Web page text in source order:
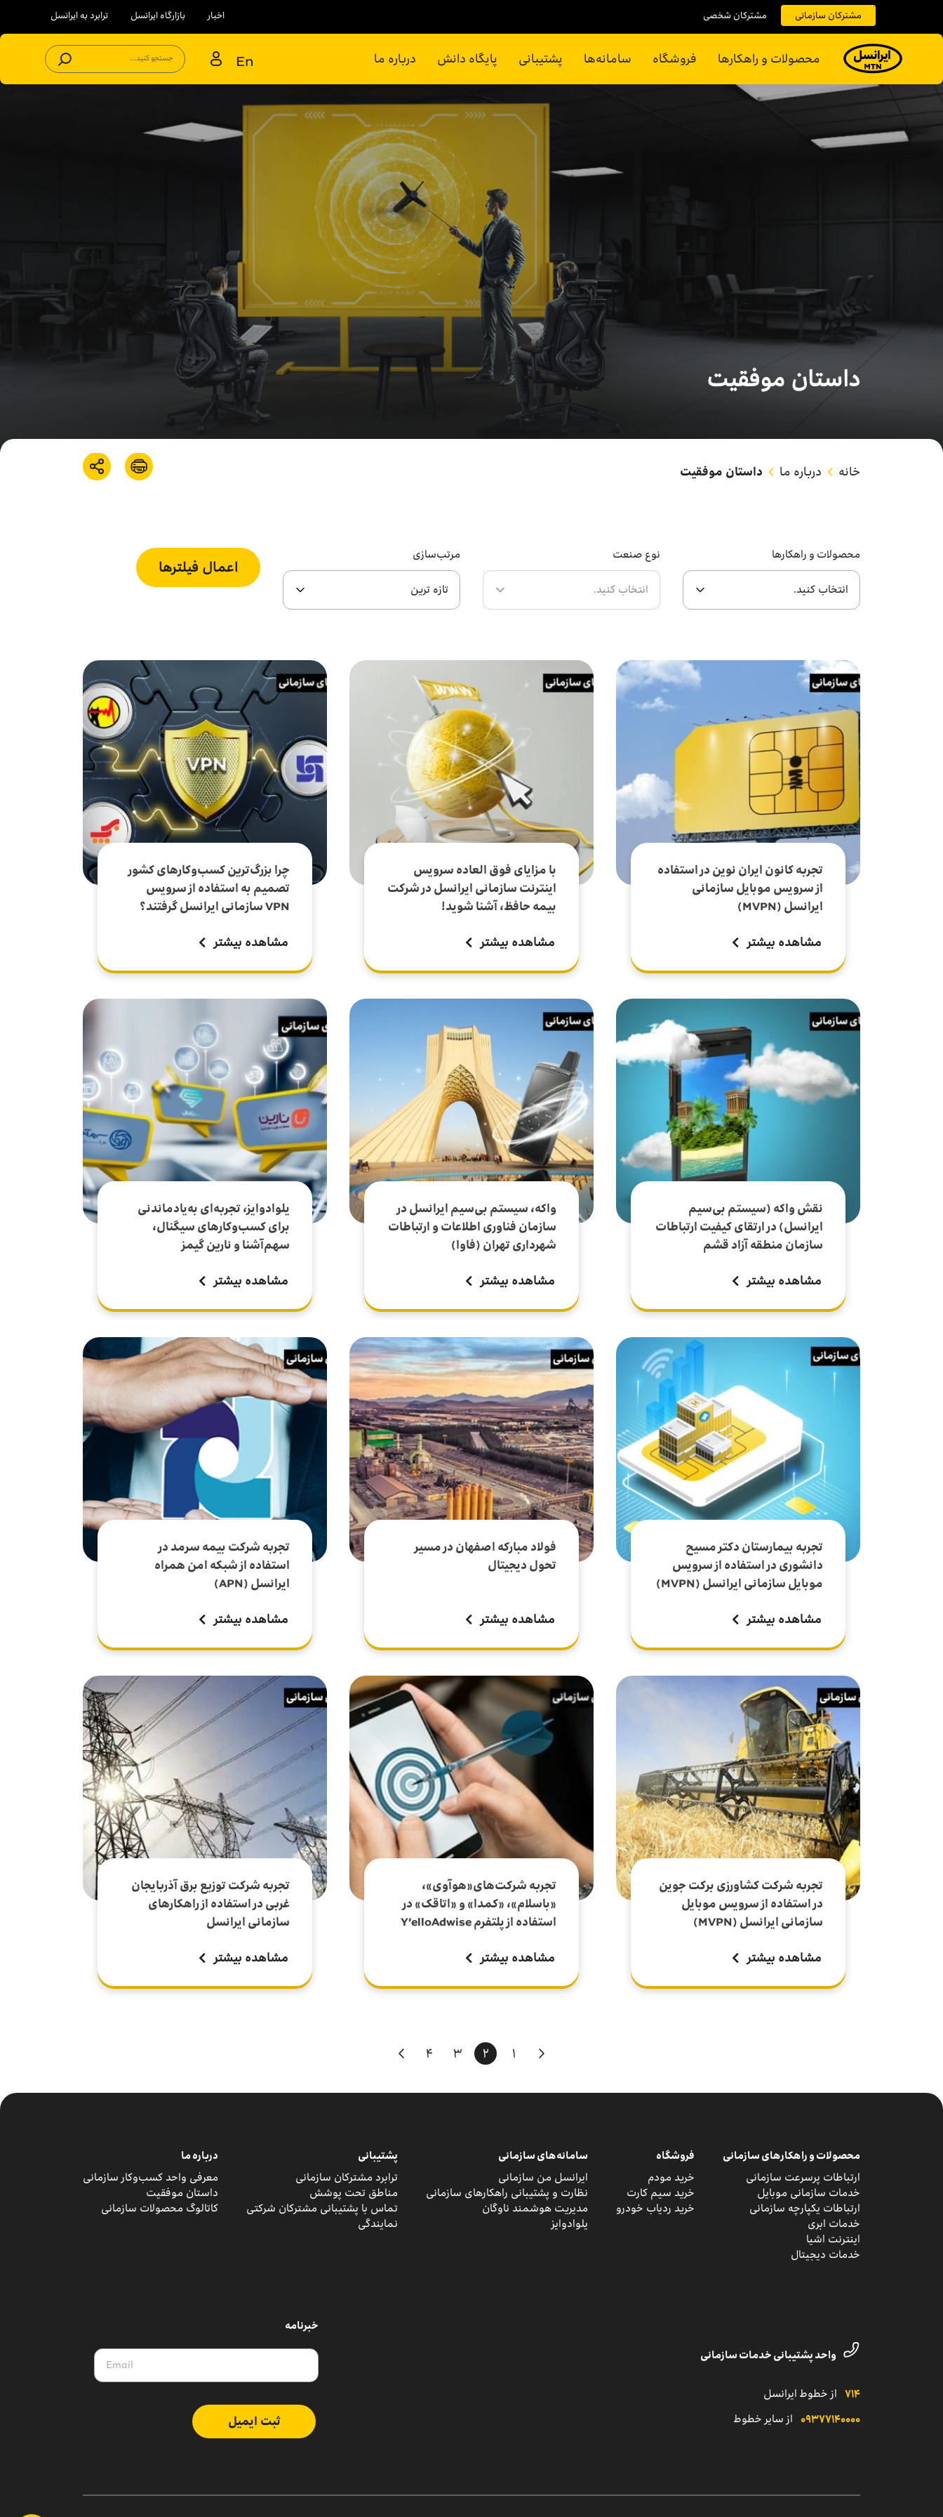
مشترکان سازمانی مشترکان شخصی اخبار بازارگاه ایرانسل ترابرد به ایرانسل
محصولات و راهکارها فروشگاه سامانه‌ها پشتیبانی پایگاه دانش درباره ما En جستجو کنید...
داستان موفقیت
خانه درباره ما داستان موفقیت
انتخاب کنید.
موبایل سازمانی
سیستم بی‌سیم واکه
مدیریت هوشمند ناوگان
سیم کارت سازمانی
یلوادوایز
محصولات و راهکار‌ها
انتخاب کنید.
نوع صنعت
تازه ترین
مرتب‌سازی
اعمال فیلتر‌ها
تجربه کانون ایران نوین در استفاده
از سرویس موبایل سازمانی
ایرانسل (MVPN)
مشاهده بیشتر
با مزایای فوق العاده سرویس
اینترنت سازمانی ایرانسل در شرکت
بیمه حافظ، آشنا شوید!
مشاهده بیشتر
چرا بزرگ‌ترین کسب‌وکارهای کشور
تصمیم به استفاده از سرویس
VPN سازمانی ایرانسل گرفتند؟
مشاهده بیشتر
نقش واکه (سیستم بی‌سیم
ایرانسل) در ارتقای کیفیت ارتباطات
سازمان منطقه آزاد قشم
مشاهده بیشتر
واکه، سیستم بی‌سیم ایرانسل در
سازمان فناوری اطلاعات و ارتباطات
شهرداری تهران (فاوا)
مشاهده بیشتر
یلوادوایز، تجربه‌ای به‌یادماندنی
برای کسب‌وکارهای سیگنال،
سهم‌آشنا و نارین گیمز
مشاهده بیشتر
تجربه بیمارستان دکتر مسیح
دانشوری در استفاده از سرویس
موبایل سازمانی ایرانسل (MVPN)
مشاهده بیشتر
فولاد مبارکه اصفهان در مسیر
تحول دیجیتال
مشاهده بیشتر
تجربه شرکت بیمه سرمد در
استفاده از شبکه امن همراه
ایرانسل (APN)
مشاهده بیشتر
تجربه شرکت کشاورزی برکت جوین
در استفاده از سرویس موبایل
سازمانی ایرانسل (MVPN)
مشاهده بیشتر
تجربه شرکت‌های«هوآوی»،
«باسلام»، «کمدا» و «اتاقک» در
استفاده از پلتفرم Y’elloAdwise
مشاهده بیشتر
تجربه شرکت توزیع برق آذربایجان
غربی در استفاده از راهکارهای
سازمانی ایرانسل
مشاهده بیشتر
۱ ۲ ۳ ۴
محصولات و راهکارهای سازمانی
ارتباطات پرسرعت سازمانی
خدمات سازمانی موبایل
ارتباطات یکپارچه سازمانی
خدمات ابری
اینترنت اشیا
خدمات دیجیتال
فروشگاه
خرید مودم
خرید سیم ‌کارت
خرید ردیاب خودرو
سامانه‌های سازمانی
ایرانسل من سازمانی
نظارت و پشتیبانی راهکارهای سازمانی
مدیریت هوشمند ناوگان
یلوادوایز
پشتیبانی
ترابرد مشترکان سازمانی
مناطق تحت پوشش
تماس با پشتیبانی مشترکان شرکتی
نمایندگی
درباره ما
معرفی واحد کسب‌وکار سازمانی
داستان موفقیت
کاتالوگ محصولات سازمانی
واحد پشتیبانی خدمات سازمانی
۷۱۴ از خطوط ایرانسل
۰۹۳۷۷۱۴۰۰۰۰ از سایر خطوط
خبرنامه
ثبت ایمیل